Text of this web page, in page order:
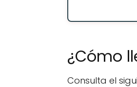
¿Cómo
Consulta el